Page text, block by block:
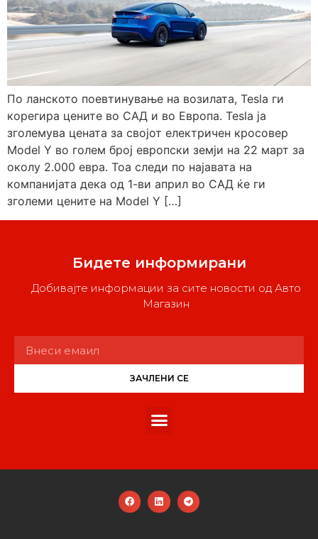
По ланското поевтинување на возилата, Tesla ги
корегира цените во САД и во Европа. Tesla ја
зголемува цената за својот електричен кросовер
Model Y во голем број европски земји на 22 март за
околу 2.000 евра. Тоа следи по најавата на
компанијата дека од 1-ви април во САД ќе ги
зголеми цените на Model Y […]
Бидете информирани
Добивајте информации за сите новости од Авто
Магазин
ЗАЧЛЕНИ СЕ